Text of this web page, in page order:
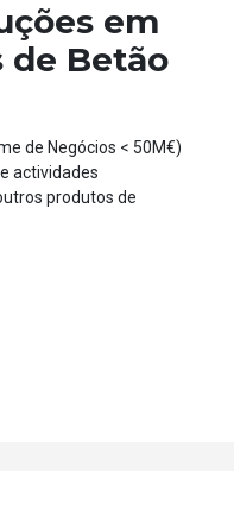
em
de Betão
de Negócios < 50M€)
actividades
produtos de